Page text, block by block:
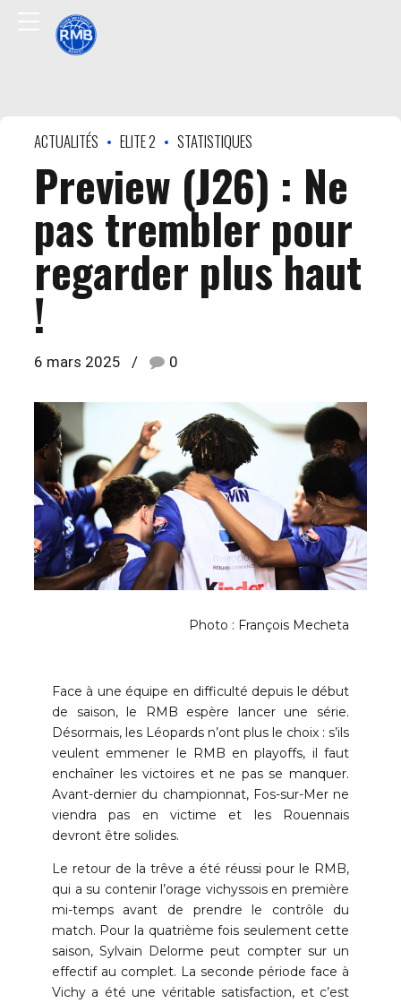
ACTUALITÉS ELITE 2 STATISTIQUES
Preview (J26) : Ne
pas trembler pour
regarder plus haut
!
6 mars 2025 0
Photo : François Mecheta
Face à une équipe en difficulté depuis le début
de saison, le RMB espère lancer une série.
Désormais, les Léopards n’ont plus le choix : s’ils
veulent emmener le RMB en playoffs, il faut
enchaîner les victoires et ne pas se manquer.
Avant-dernier du championnat, Fos-sur-Mer ne
viendra pas en victime et les Rouennais
devront être solides.
Le retour de la trêve a été réussi pour le RMB,
qui a su contenir l’orage vichyssois en première
mi-temps avant de prendre le contrôle du
match. Pour la quatrième fois seulement cette
saison, Sylvain Delorme peut compter sur un
effectif au complet. La seconde période face à
Vichy a été une véritable satisfaction, et c’est